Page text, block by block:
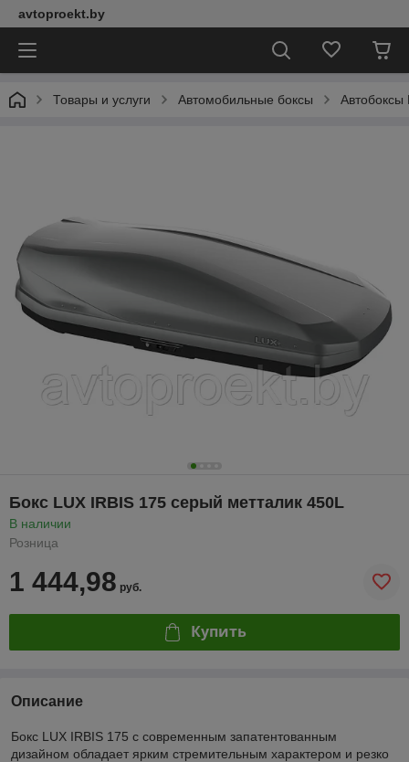
avtoproekt.by
Товары и услуги Автомобильные боксы Автобоксы
Бокс LUX IRBIS 175 серый метталик 450L
В наличии
Розница
1 444,98 руб.
Купить
Описание
Бокс LUX IRBIS 175 с современным запатентованным
дизайном обладает ярким стремительным характером и резко